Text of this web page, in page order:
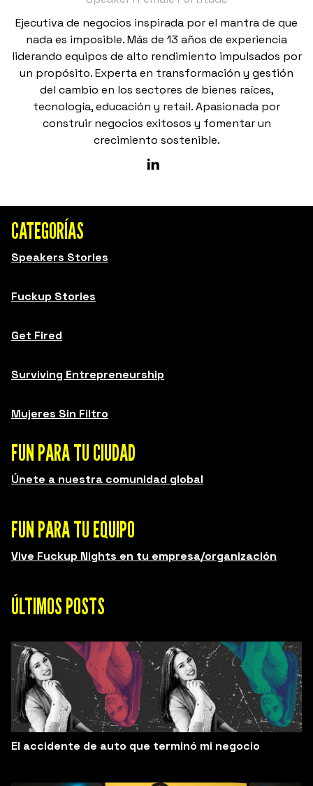
Ejecutiva de negocios inspirada por el mantra de que
nada es imposible. Más de 13 años de experiencia
liderando equipos de alto rendimiento impulsados por
un propósito. Experta en transformación y gestión
del cambio en los sectores de bienes raíces,
tecnología, educación y retail. Apasionada por
construir negocios exitosos y fomentar un
crecimiento sostenible.
CATEGORÍAS
Speakers Stories
Fuckup Stories
Get Fired
Surviving Entrepreneurship
Mujeres Sin Filtro
FUN PARA TU CIUDAD
Únete a nuestra comunidad global
FUN PARA TU EQUIPO
Vive Fuckup Nights en tu empresa/organización
ÚLTIMOS POSTS
El accidente de auto que terminó mi negocio